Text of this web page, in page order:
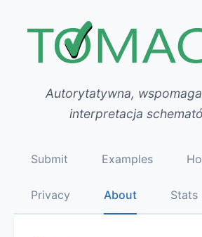
Autorytatywna,
interpretacja
Submit Examples
Privacy About Stats